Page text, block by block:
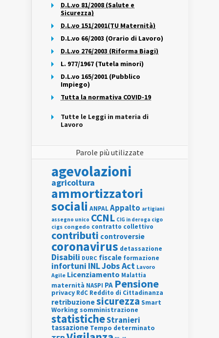
D.L.vo 81/2008 (Salute e
Sicurezza)
D.L.vo 151/2001(TU Maternità)
D.L.vo 66/2003 (Orario di Lavoro)
D.L.vo 276/2003 (Riforma Biagi)
L. 977/1967 (Tutela minori)
D.L.vo 165/2001 (Pubblico
Impiego)
Tutta la normativa COVID-19
Tutte le Leggi in materia di
Lavoro
Parole più utilizzate
agevolazioni
agricoltura
ammortizzatori
sociali ANPALAppalto artigiani
assegno unico CCNL CIG in deroga cigo
cigs congedo contratto collettivo
contributi controversie
coronavirus detassazione
Disabili DURC fiscale formazione
infortuni INLJobs Act Lavoro
Agile Licenziamento Malattia
maternità NASPI PA Pensione
privacy RdC Reddito di Cittadinanza
retribuzionesicurezza Smart
Working somministrazione
statisticheStranieri
tassazione Tempo determinato